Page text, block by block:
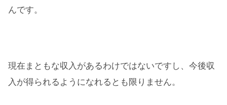
んです。
現在まともな収入があるわけではないですし、今後収
入が得られるようになれるとも限りません。